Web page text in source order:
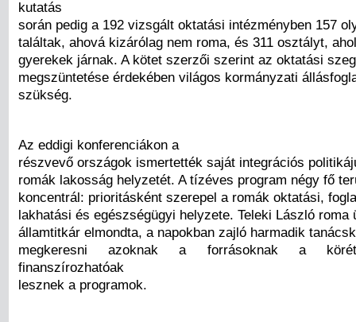
kutatás
során pedig a 192 vizsgált oktatási intézményben 157
találtak, ahová kizárólag nem roma, és 311 osztályt,
gyerekek járnak. A kötet szerzői szerint az oktatási
megszüntetése érdekében világos kormányzati
szükség.
Az eddigi konferenciákon a
részvevő országok ismertették saját integrációs
romák lakosság helyzetét. A tízéves program négy fő
koncentrál: prioritásként szerepel a romák oktatási,
lakhatási és egészségügyi helyzete. Teleki László roma
államtitkár elmondta, a napokban zajló harmadik
megkeresni azoknak a forrásoknak a
finanszírozhatóak
lesznek a programok.